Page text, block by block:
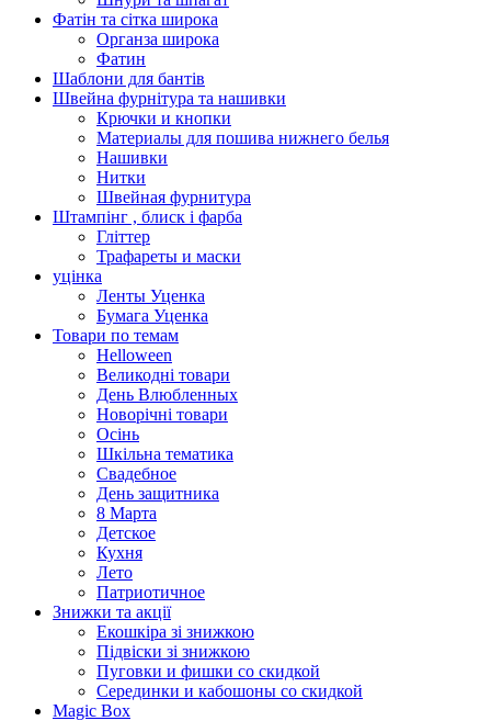
Фатін та сітка широка
Органза широка
Фатин
Шаблони для бантів
Швейна фурнітура та нашивки
Крючки и кнопки
Материалы для пошива нижнего белья
Нашивки
Нитки
Швейная фурнитура
Штампінг , блиск і фарба
Гліттер
Трафареты и маски
уцінка
Ленты Уценка
Бумага Уценка
Товари по темам
Helloween
Великодні товари
День Влюбленных
Новорічні товари
Осінь
Шкільна тематика
Свадебное
День защитника
8 Марта
Детское
Кухня
Лето
Патриотичное
Знижки та акції
Екошкіра зі знижкою
Підвіски зі знижкою
Пуговки и фишки со скидкой
Серединки и кабошоны со скидкой
Magic Box